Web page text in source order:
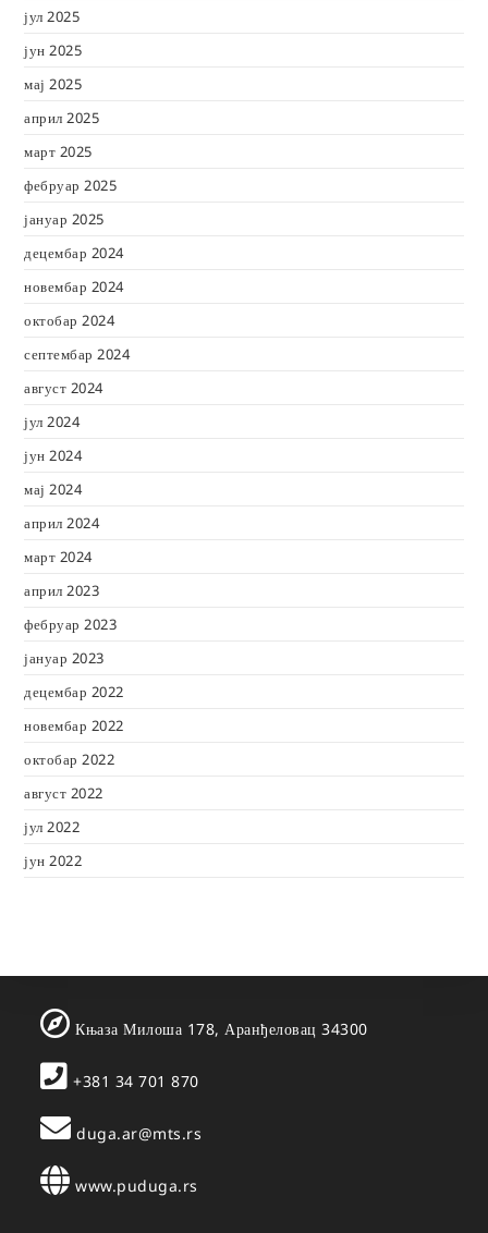
јул 2025
јун 2025
мај 2025
април 2025
март 2025
фебруар 2025
јануар 2025
децембар 2024
новембар 2024
октобар 2024
септембар 2024
август 2024
јул 2024
јун 2024
мај 2024
април 2024
март 2024
април 2023
фебруар 2023
јануар 2023
децембар 2022
новембар 2022
октобар 2022
август 2022
јул 2022
јун 2022
Књаза Милоша 178, Аранђеловац 34300
+381 34 701 870
duga.ar@mts.rs
www.puduga.rs